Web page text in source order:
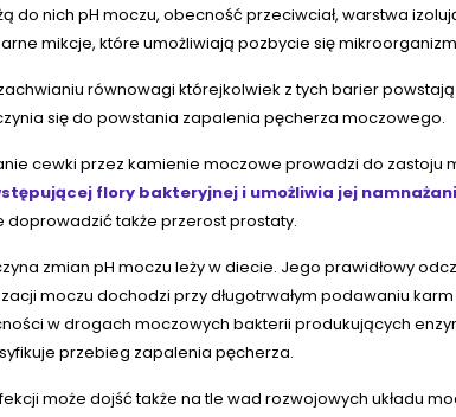
do nich pH moczu, obecność przeciwciał, warstwa
mikcje, które umożliwiają pozbycie się
równowagi którejkolwiek z tych barier
się do powstania zapalenia pęcherza moczowego.
cewki przez kamienie moczowe prowadzi do zastoju
flory bakteryjnej i umożliwia jej
doprowadzić także przerost prostaty.
zmian pH moczu leży w diecie. Jego prawidłowy
moczu dochodzi przy długotrwałym podawaniu
w drogach moczowych bakterii produkujących
przebieg zapalenia pęcherza.
może dojść także na tle wad rozwojowych układu